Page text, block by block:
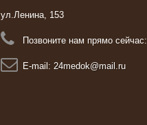
ул.Ленина, 153
Позвоните нам прямо сейчас:
E-mail: 24medok@mail.ru